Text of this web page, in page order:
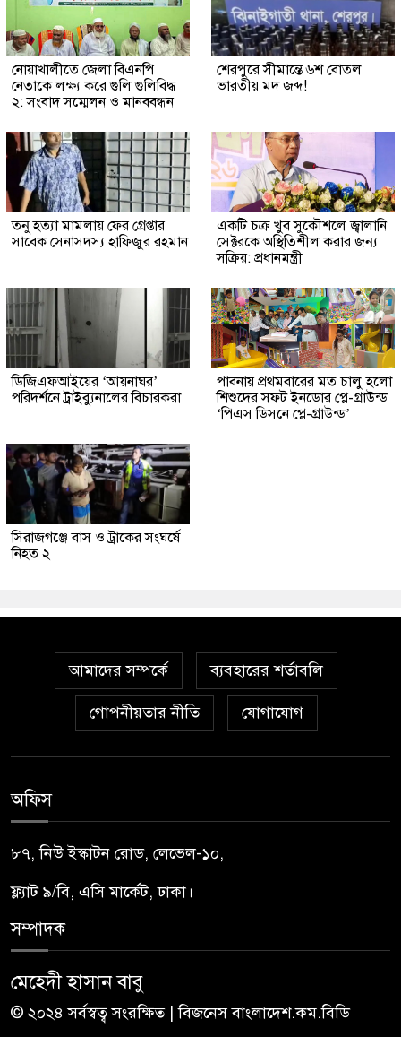
নোয়াখালীতে জেলা বিএনপি
নেতাকে লক্ষ্য করে গুলি গুলিবিদ্ধ
২: সংবাদ সম্মেলন ও মানববন্ধন
শেরপুরে সীমান্তে ৬শ বোতল
ভারতীয় মদ জব্দ!
তনু হত্যা মামলায় ফের গ্রেপ্তার
সাবেক সেনাসদস্য হাফিজুর রহমান
একটি চক্র খুব সুকৌশলে জ্বালানি
সেক্টরকে অস্থিতিশীল করার জন্য
সক্রিয়: প্রধানমন্ত্রী
ডিজিএফআইয়ের ‘আয়নাঘর’
পরিদর্শনে ট্রাইব্যুনালের বিচারকরা
পাবনায় প্রথমবারের মত চালু হলো
শিশুদের সফট ইনডোর প্লে-গ্রাউন্ড
‘পিএস ডিসনে প্লে-গ্রাউন্ড’
সিরাজগঞ্জে বাস ও ট্রাকের সংঘর্ষে
নিহত ২
আমাদের সম্পর্কে ব্যবহারের শর্তাবলি
গোপনীয়তার নীতি যোগাযোগ
অফিস
৮৭, নিউ ইস্কাটন রোড, লেভেল-১০,
ফ্ল্যাট ৯/বি, এসি মার্কেট, ঢাকা।
সম্পাদক
মেহেদী হাসান বাবু
© ২০২৪ সর্বস্বত্ব সংরক্ষিত | বিজনেস বাংলাদেশ.কম.বিডি